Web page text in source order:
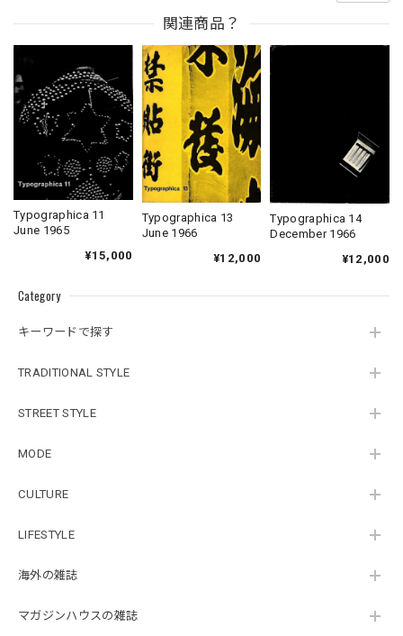
Category
キーワードで探す
TRADITIONAL STYLE
STREET STYLE
MODE
CULTURE
LIFESTYLE
海外の雑誌
マガジンハウスの雑誌
関連商品？
Typographica 11
June 1965
¥15,000
Typographica 13
June 1966
¥12,000
Typographica 14
December 1966
¥12,000